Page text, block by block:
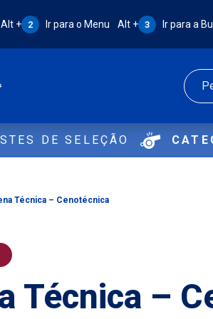
Atalho Alt + 2:
Alt + 2 Ir para o Menu Atalho Alt + 3:
Alt + 3 Ir para a
DE SELEÇÃO
Técnica – Cenotécnica
Técnica –